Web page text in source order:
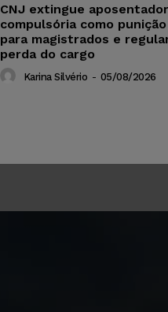
CNJ extingue
compulsória como
para magistrados e
perda do cargo
Karina Silvério - 05/08/2026